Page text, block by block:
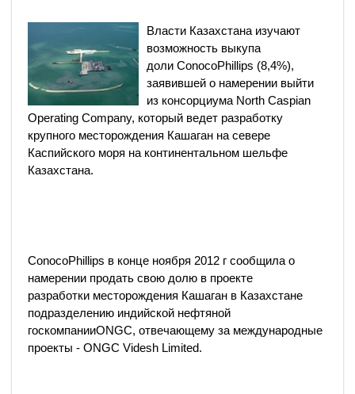
Власти Казахстана изучают
возможность выкупа
доли ConocoPhillips (8,4%),
заявившей о намерении выйти
из консорциума North Caspian
Operating Company, который ведет разработку
крупного месторождения Кашаган на севере
Каспийского моря на континентальном шельфе
Казахстана.
ConocoPhillips в конце ноября 2012 г сообщила о
намерении продать свою долю в проекте
разработки месторождения Кашаган в Казахстане
подразделению индийской нефтяной
госкомпанииONGC, отвечающему за международные
проекты - ONGC Videsh Limited.